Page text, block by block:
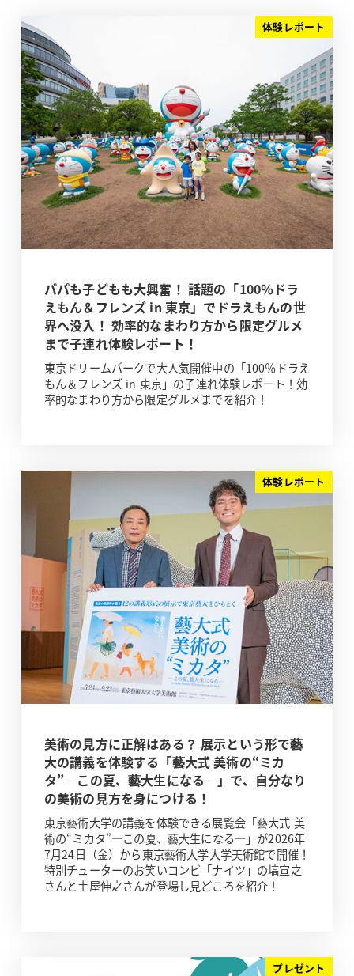
体験レポート
パパも子どもも大興奮！ 話題の「100％ドラ
えもん＆フレンズ in 東京」でドラえもんの世
界へ没入！ 効率的なまわり方から限定グルメ
まで子連れ体験レポート！
東京ドリームパークで大人気開催中の「100％ドラえ
もん＆フレンズ in 東京」の子連れ体験レポート！効
率的なまわり方から限定グルメまでを紹介！
体験レポート
美術の見方に正解はある？ 展示という形で藝
大の講義を体験する「藝大式 美術の“ミカ
タ”―この夏、藝大生になる―」で、自分なり
の美術の見方を身につける！
東京藝術大学の講義を体験できる展覧会「藝大式 美
術の“ミカタ”―この夏、藝大生になる―」が2026年
7月24日（金）から東京藝術大学大学美術館で開催！
特別チューターのお笑いコンビ「ナイツ」の塙宣之
さんと土屋伸之さんが登場し見どころを紹介！
プレゼント